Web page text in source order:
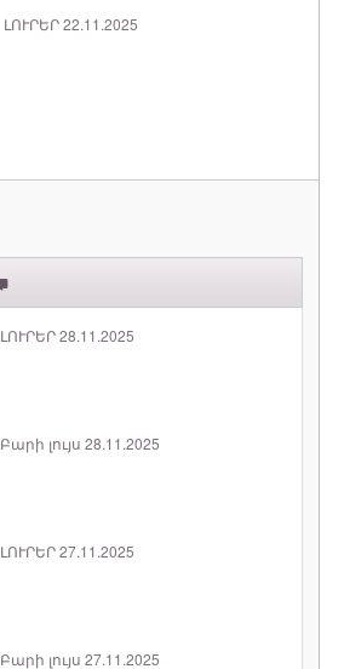
ԼՈՒՐԵՐ 22.11.2025
ԼՈՒՐԵՐ 28.11.2025
Բարի լույս 28.11.2025
ԼՈՒՐԵՐ 27.11.2025
Բարի լույս 27.11.2025